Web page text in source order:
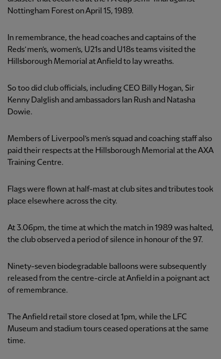
Nottingham Forest on April 15, 1989.
In remembrance, the head coaches and captains of the
Reds’ men’s, women’s, U21s and U18s teams visited the
Hillsborough Memorial at Anfield to lay wreaths.
So too did club officials, including CEO Billy Hogan, Sir
Kenny Dalglish and ambassadors Ian Rush and Natasha
Dowie.
Members of Liverpool’s men’s squad and coaching staff also
paid their respects at the Hillsborough Memorial at the AXA
Training Centre.
Flags were flown at half-mast at club sites and tributes took
place elsewhere across the city.
At 3.06pm, the time at which the match in 1989 was halted,
the club observed a period of silence in honour of the 97.
Ninety-seven biodegradable balloons were subsequently
released from the centre-circle at Anfield in a poignant act
of remembrance.
The Anfield retail store closed at 1pm, while the LFC
Museum and stadium tours ceased operations at the same
time.